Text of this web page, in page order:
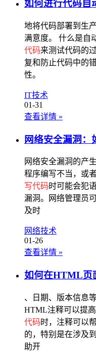
如何进行代码自
地将代码部署到生
满意度。 什么是自
代码来测试代码的
复和防止代码中的
性。
IT技术
01-31
查看详情 »
网络安全漏洞：
网络安全漏洞的产
程序编写不当，或
写代码时可能会犯
漏洞。网络管理员
及时
网络技术
01-26
查看详情 »
如何在HTML页
、日期、版本信息
HTML注释可以提
代码时，注释可以
的，特别是在涉及
助开